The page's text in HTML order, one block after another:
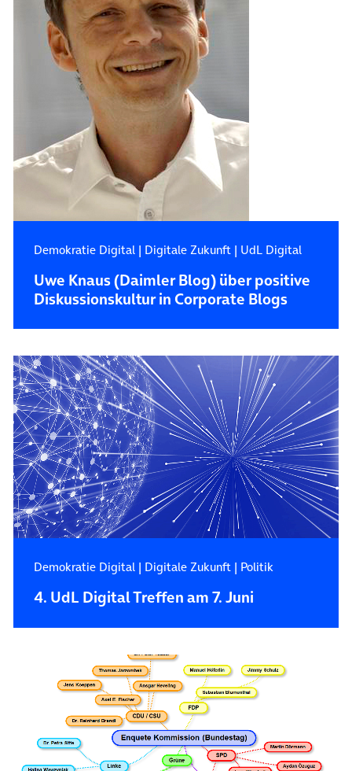
Demokratie Digital| Digitale Zukunft| UdL Digital
Uwe Knaus (Daimler Blog) über positive
Diskussionskultur in Corporate Blogs
Demokratie Digital| Digitale Zukunft| Politik
4. UdL Digital Treffen am 7. Juni